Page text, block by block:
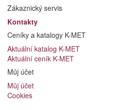
Zákaznický servis
Kontakty
Ceníky a katalogy K-MET
Aktuální katalog K-MET
Aktuální ceník K-MET
Můj účet
Můj účet
Cookies